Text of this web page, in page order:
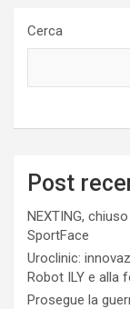
Cerca
Post
NEXTING,
SportFace
Uroclinic:
Robot ILY e alla
Prosegue la